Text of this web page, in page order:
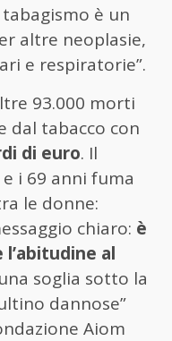
tabagismo è un
altre neoplasie,
e respiratorie”.
93.000 morti
dal tabacco con
di euro. Il
i 69 anni fuma
le donne:
chiaro: è
al
soglia sotto la
dannose”
Aiom